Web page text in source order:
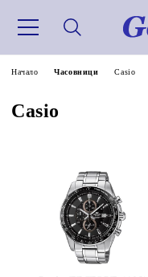
Начало Часовници Casio
Casio